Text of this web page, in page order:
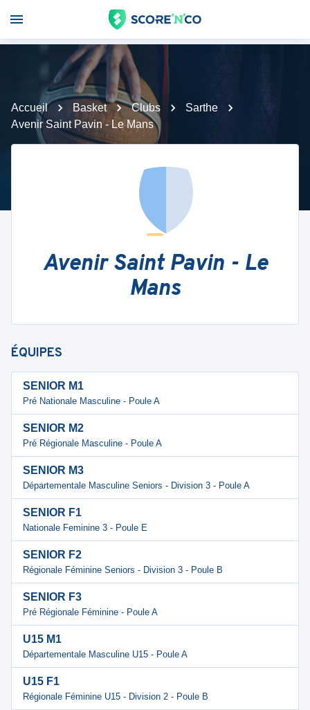
Accueil Basket Clubs
Sarthe
Avenir Saint Pavin - Le Mans
Avenir Saint Pavin - Le
Mans
ÉQUIPES
SENIOR M1
Pré Nationale Masculine - Poule A
SENIOR M2
Pré Régionale Masculine - Poule A
SENIOR M3
Départementale Masculine Seniors - Division 3 - Poule A
SENIOR F1
Nationale Feminine 3 - Poule E
SENIOR F2
Régionale Féminine Seniors - Division 3 - Poule B
SENIOR F3
Pré Régionale Féminine - Poule A
U15 M1
Départementale Masculine U15 - Poule A
U15 F1
Régionale Féminine U15 - Division 2 - Poule B